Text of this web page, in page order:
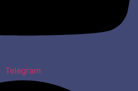
Telegram